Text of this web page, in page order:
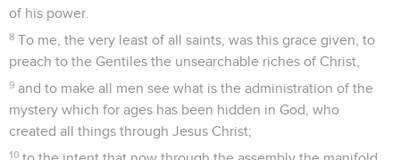
of his power.
8 To me, the very least of all saints, was this grace given, to
preach to the Gentiles the unsearchable riches of Christ,
9 and to make all men see what is the administration of the
mystery which for ages has been hidden in God, who
created all things through Jesus Christ;
10